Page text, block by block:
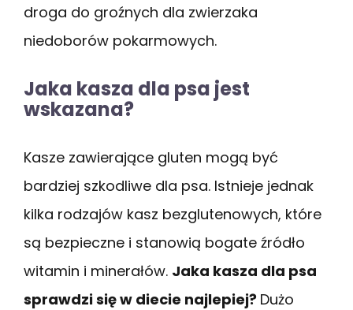
droga do groźnych dla zwierzaka
niedoborów pokarmowych.
Jaka kasza dla psa jest
wskazana?
Kasze zawierające gluten mogą być
bardziej szkodliwe dla psa. Istnieje jednak
kilka rodzajów kasz bezglutenowych, które
są bezpieczne i stanowią bogate źródło
witamin i minerałów. Jaka kasza dla psa
sprawdzi się w diecie najlepiej? Dużo